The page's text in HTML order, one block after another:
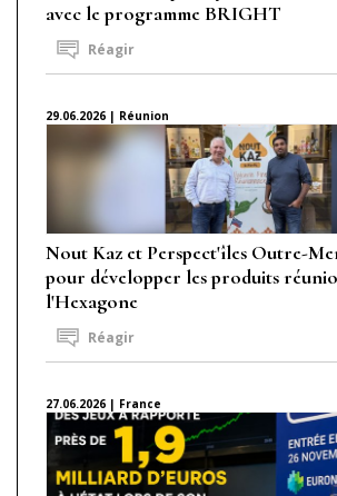
avec le programme BRIGHT
Réagir
29.06.2026 | Réunion
Nout Kaz et Perspect'îles Outre-
pour développer les produits
l'Hexagone
Réagir
27.06.2026 | France